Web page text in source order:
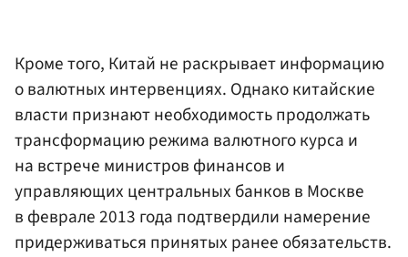
Кроме того, Китай не раскрывает информацию
о валютных интервенциях. Однако китайские
власти признают необходимость продолжать
трансформацию режима валютного курса и
на встрече министров финансов и
управляющих центральных банков в Москве
в феврале 2013 года подтвердили намерение
придерживаться принятых ранее обязательств.